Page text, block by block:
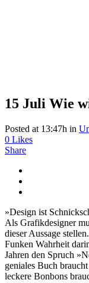
15 Juli Wie
Posted at 13:47h in
0 Likes
Share
»Design ist
Als Grafikdesigner
dieser Aussage
Funken Wahrheit
Jahren den Spruch
geniales Buch
leckere Bonbons